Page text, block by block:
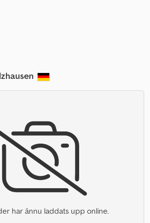
har ännu laddats upp online.